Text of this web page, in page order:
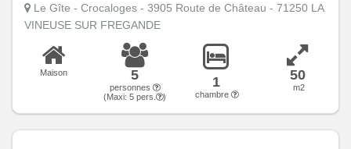
Le Gîte - Crocaloges - 3905 Route de Château - 71250 LA
VINEUSE SUR FREGANDE
Maison 5
personnes
(Maxi: 5 pers. )
1
chambre
50
m2